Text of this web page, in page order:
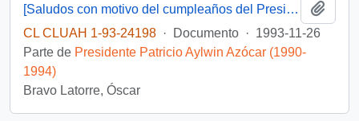
[Saludos con motivo del cumpleaños del Presidente]
CL CLUAH 1-93-24198 · Documento · 1993-11-26
Parte de Presidente Patricio Aylwin Azócar (1990-
1994)
Bravo Latorre, Óscar